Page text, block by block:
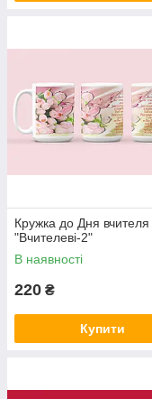
Кружка до Дня вчителя
"Вчителеві-2"
В наявності
220 ₴
Купити